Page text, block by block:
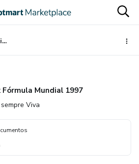
Ebook Fórmula Mundial 1997
Fórmula Mundial 1997
Viva